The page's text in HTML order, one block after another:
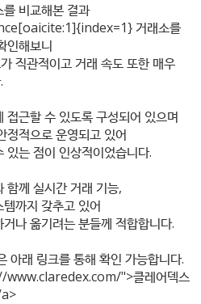
비교해본 결과
거래소를
인해보니
직관적이고 거래 속도 또한 매우
접근할 수 있도록 구성되어 있으며
정적으로 운영되고 있어
있는 점이 인상적이었습니다.
함께 실시간 거래 기능,
까지 갖추고 있어
나 옮기려는 분들께 적합합니다.
아래 링크를 통해 확인 가능합니다.
www.claredex.com/">클레어덱스